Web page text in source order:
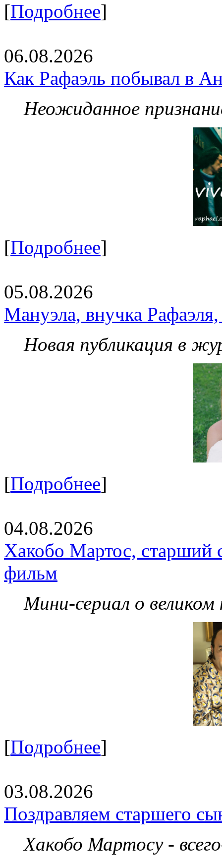
[Подробнее]
06.08.2026
Как Рафаэль побывал в
Неожиданное
[Подробнее]
05.08.2026
Мануэла, внучка
Новая публикация в
[Подробнее]
04.08.2026
Хакобо Мартос, старший
фильм
Мини-сериал о великом
[Подробнее]
03.08.2026
Поздравляем старшего
Хакобо Мартосу -